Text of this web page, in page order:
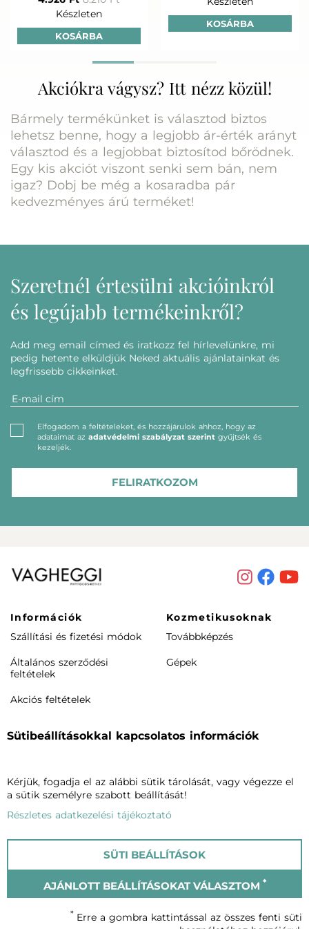
Készleten
KOSÁRBA
KOSÁRBA
Akciókra vágysz? Itt nézz közül!
Bármely termékünket is választod biztos
lehetsz benne, hogy a legjobb ár-érték arányt
választod és a legjobbat biztosítod bőrödnek.
Egy kis akciót viszont senki sem bán, nem
igaz? Dobj be még a kosaradba pár
kedvezményes árú terméket!
Szeretnél értesülni akcióinkról
és legújabb termékeinkről?
Add meg email címed és iratkozz fel hírlevelünkre, mi
pedig hetente elküldjük Neked aktuális ajánlatainkat és
legfrissebb cikkeinket.
Elfogadom a feltételeket, és hozzájárulok ahhoz, hogy az
adataimat az adatvédelmi szabályzat szerint gyűjtsék és
kezeljék.
FELIRATKOZOM
Információk
Szállítási és fizetési módok
Általános szerződési
feltételek
Akciós feltételek
visszaküldés
Kozmetikusoknak
Továbbképzés
Gépek
Arcápolás
Testápolás
Phytomake-up
Vagheggiről
Szalonkereső
Blog
Kapcsolat
© Vagheggi 2023
Cookie-król szóló tájékoztató Impresszum
Sütibeállításokkal kapcsolatos információk
Kérjük, fogadja el az alábbi sütik tárolását, vagy végezze el
a sütik személyre szabott beállítását!
Részletes adatkezelési tájékoztató
SÜTI BEÁLLÍTÁSOK
AJÁNLOTT BEÁLLÍTÁSOKAT VÁLASZTOM *
* Erre a gombra kattintással az összes fenti süti